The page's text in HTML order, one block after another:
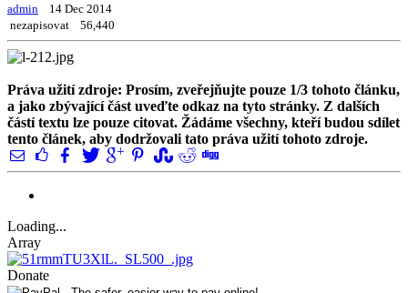
admin
14 Dec 2014
nezapisovat
56,440
Práva užití zdroje: Prosím, zveřejňujte pouze 1/3 tohoto článku,
a jako zbývající část uveďte odkaz na tyto stránky. Z dalších
částí textu lze pouze citovat. Žádáme všechny, kteří budou sdílet
tento článek, aby dodržovali tato práva užití tohoto zdroje.
Loading...
Array
Donate